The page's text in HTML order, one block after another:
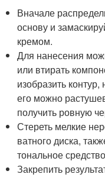
Вначале
основу и
кремом.
Для нанесения
или втирать
изобразить
его можно
получить ровную
Стереть мелкие
ватного диска,
тональное
Закрепить